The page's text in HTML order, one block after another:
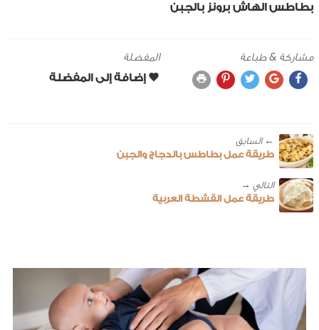
بطاطس الهاش برونز بالجبن
مشاركة & طباعة المفضلة
← ‎السابق
طريقة عمل بطاطس بالدجاج والجبن
طريقة عمل القشطة العربية